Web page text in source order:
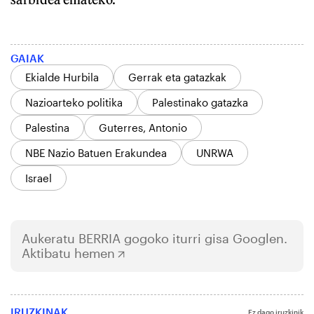
GAIAK
Ekialde Hurbila
Gerrak eta gatazkak
Nazioarteko politika
Palestinako gatazka
Palestina
Guterres, Antonio
NBE Nazio Batuen Erakundea
UNRWA
Israel
Aukeratu BERRIA gogoko iturri gisa Googlen.
Aktibatu hemen
Ez dago iruzkinik